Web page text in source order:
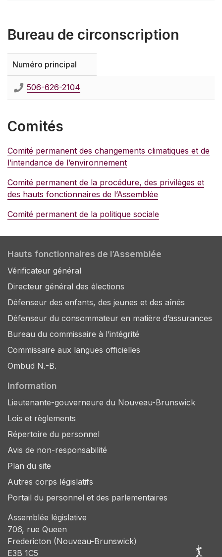
Bureau de circonscription
Numéro principal
506-626-2104
Comités
Comité permanent des changements climatiques et de
l’intendance de l’environnement
Comité permanent de la procédure, des privilèges et
des hauts fonctionnaires de l’Assemblée
Comité permanent de la politique sociale
Hauts fonctionnaires de l’Assemblée
Vérificateur général
Directeur général des élections
Défenseur des enfants, des jeunes et des aînés
Défenseur du consommateur en matière d’assurances
Bureau du commissaire à l’intégrité
Commissaire aux langues officielles
Ombud N.-B.
Information
Lieutenante-gouverneure du Nouveau-Brunswick
Lois et règlements
Répertoire du personnel
Avis de non-responsabilité
Plan du site
Autres corps législatifs
Portail du personnel et des parlementaires
Assemblée législative
706, rue Queen
Fredericton (Nouveau-Brunswick)
E3B 1C5